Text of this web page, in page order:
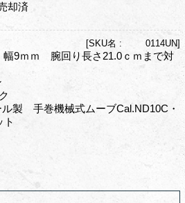
却済
[SKU名 : 0114UN]
9ｍｍ 腕回り長さ21.0ｃｍまで対
製 手巻機械式ムーブCal.ND10C・
ト